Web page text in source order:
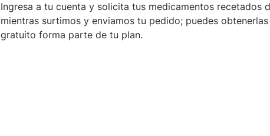
Ingresa a tu cuenta y solicita tus medicamentos recetados
mientras surtimos y enviamos tu pedido; puedes
gratuito forma parte de tu plan.